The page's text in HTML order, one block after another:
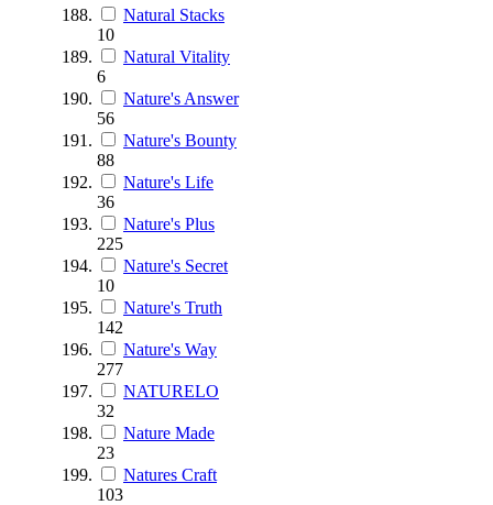
Natural Stacks
10
Natural Vitality
6
Nature's Answer
56
Nature's Bounty
88
Nature's Life
36
Nature's Plus
225
Nature's Secret
10
Nature's Truth
142
Nature's Way
277
NATURELO
32
Nature Made
23
Natures Craft
103